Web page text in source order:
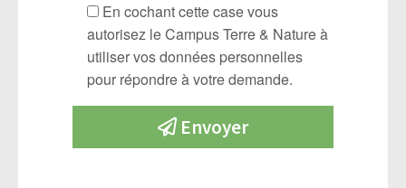
En cochant cette case vous
autorisez le Campus Terre & Nature à
utiliser vos données personnelles
pour répondre à votre demande.
Envoyer